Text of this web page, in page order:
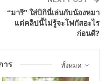
“มารี” ใส่บิกินี่เล่นกับน้องหมา
แต่คลิปนี้ไม่รู้จะโฟกัสอะไร
ก่อนดี?
ทั้งหมด
าร